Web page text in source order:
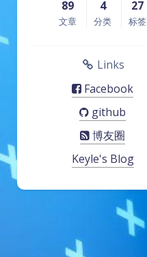
89
文章
4
分类
27
标签
Links
Facebook
github
博友圈
Keyle's Blog